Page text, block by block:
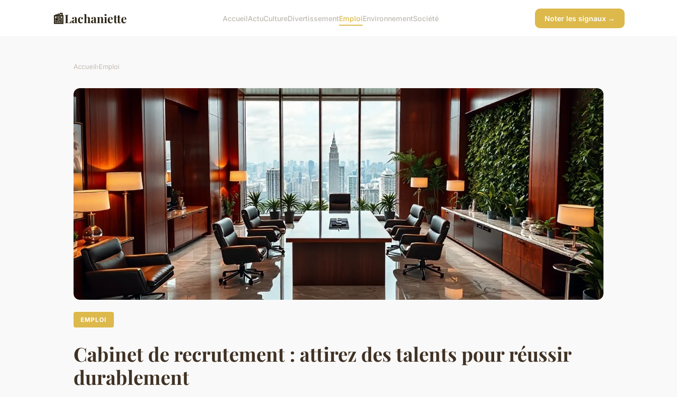
📰Lachaniette AccueilActuCultureDivertissementEmploiEnvironnementSociété Noter les signaux →
Accueil›Emploi
EMPLOI
Cabinet de recrutement : attirez des talents pour réussir
durablement